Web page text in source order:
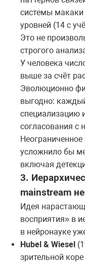
системы
уровней (14 с
Это не
строгого
У человека
выше за счёт
Эволюционно
выгодно:
специализацию
согласования
усложнило бы
включая
3.
mainstream
Идея
восприятия» в
в нейронауке
Hubel & Wiesel
зрительной